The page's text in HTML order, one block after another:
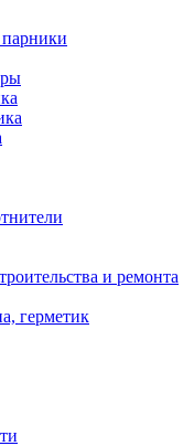
и ремонта
герметик